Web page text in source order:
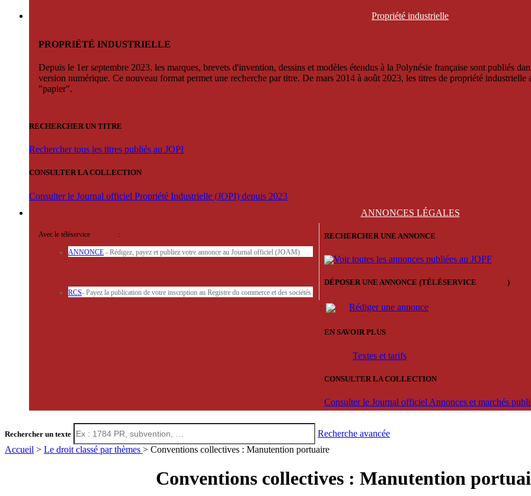
Propriété industrielle
PROPRIÉTÉ INDUSTRIELLE
Depuis le 1er septembre 2023, les marques, brevets d'invention, dessins et modèles étendus à la Polynésie française sont publiés
version numérique. Ce nouveau format permet une recherche par titre. De mars 2014 à août 2023, les titres de propriété
"papier".
RECHERCHER UN TITRE
Rechercher tous les titres publiés au JOPI
CONSULTER LA COLLECTION
Consulter le Journal officiel Propriété Industrielle (JOPI) depuis 2023
ANNONCES LÉGALES
Avec le téléservice :
ANNONCE - Rédigez, payez et publiez votre annonce au Journal officiel (JOAM)
RCS- Payez la publication de votre inscription au Registre du commerce et des sociétés.
RECHERCHER UNE ANNONCE
Voir toutes les annonces publiées au JOPF
DÉPOSER UNE ANNONCE (TÉLÉSERVICE )
Rédiger une annonce
EN SAVOIR PLUS
Textes et tarifs
CONSULTER LA COLLECTION
Consulter le Journal officiel Annonces et marchés
Rechercher un texte
Recherche avancée
Accueil > Le droit classé par thèmes > Conventions collectives : Manutention portuaire
Conventions collectives : Manutention